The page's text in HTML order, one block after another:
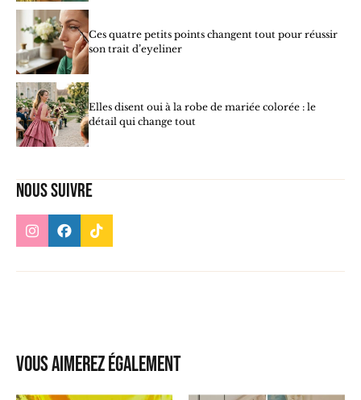
Ces quatre petits points changent tout pour réussir
son trait d’eyeliner
Elles disent oui à la robe de mariée colorée : le
détail qui change tout
Nous suivre
Vous aimerez également